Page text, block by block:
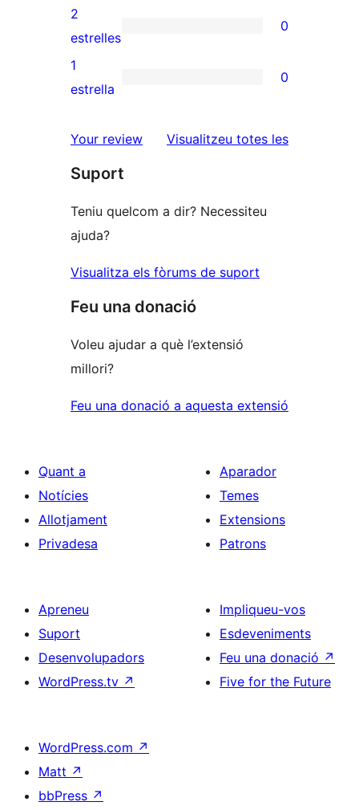
4
estrelles
valoracions
de
3
estrelles
0
valoracions
de
estrelles
2
estrelles
0
0
de
estrelles
1
estrella
0
Your review Visualitzeu totes lesressenyes
Suport
Teniu quelcom a dir? Necessiteu
ajuda?
Visualitza els fòrums de suport
Feu una donació
Voleu ajudar a què l’extensió
millori?
Feu una donació a aquesta extensió
Quant a
Notícies
Allotjament
Privadesa
Aparador
Temes
Extensions
Patrons
Apreneu
Suport
Desenvolupadors
WordPress.tv ↗
Impliqueu-vos
Esdeveniments
Feu una donació ↗
Five for the Future
WordPress.com ↗
Matt ↗
bbPress ↗